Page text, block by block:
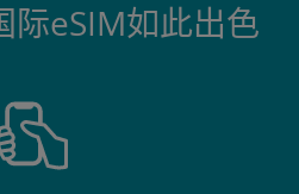
际eSIM如此出色